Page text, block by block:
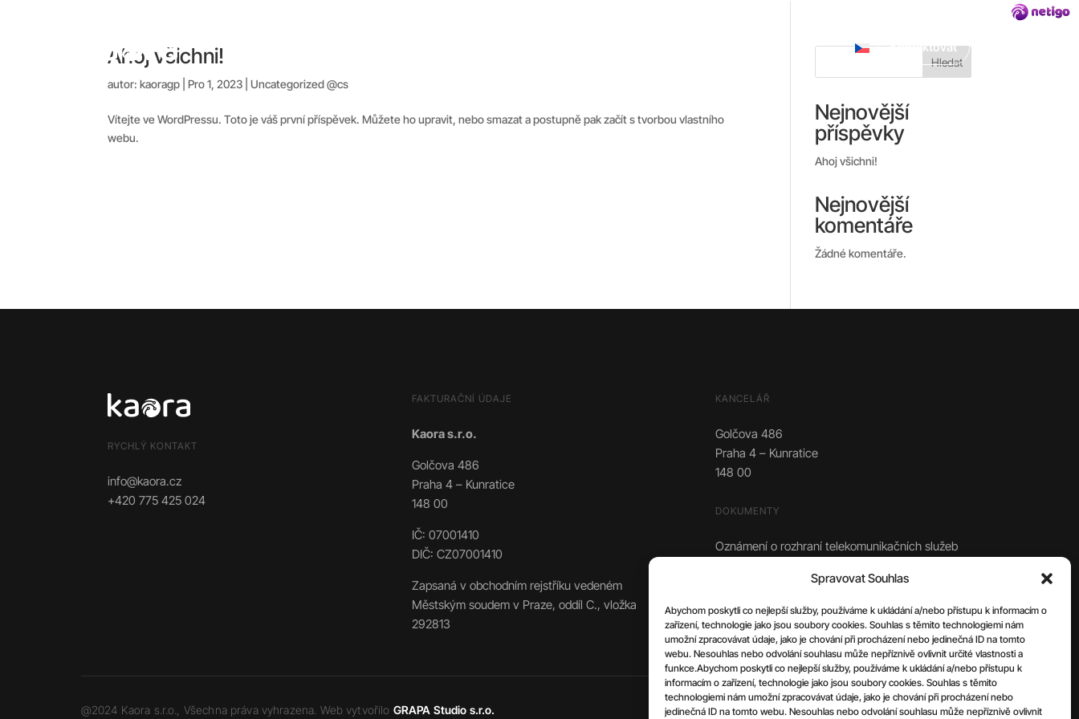
Spravovat Souhlas
Abychom poskytli co nejlepší služby, používáme k ukládání a/nebo přístupu k informacím o
zařízení, technologie jako jsou soubory cookies. Souhlas s těmito technologiemi nám
umožní zpracovávat údaje, jako je chování při procházení nebo jedinečná ID na tomto
webu. Nesouhlas nebo odvolání souhlasu může nepříznivě ovlivnit určité vlastnosti a
funkce.Abychom poskytli co nejlepší služby, používáme k ukládání a/nebo přístupu k
informacím o zařízení, technologie jako jsou soubory cookies. Souhlas s těmito
technologiemi nám umožní zpracovávat údaje, jako je chování při procházení nebo
jedinečná ID na tomto webu. Nesouhlas nebo odvolání souhlasu může nepříznivě ovlivnit
Kontaktovat
Ahoj všichni!
autor:kaoragp |Pro 1, 2023 |Uncategorized @cs
Vítejte ve WordPressu. Toto je váš první příspěvek. Můžete ho upravit, nebo smazat a postupně pak začít s tvorbou vlastního
webu.
Hledat
Nejnovější
příspěvky
Ahoj všichni!
Nejnovější
komentáře
Žádné komentáře.
RYCHLÝ KONTAKT
info@kaora.cz
+420 775 425 024
FAKTURAČNÍ ÚDAJE
Kaora s.r.o.
Golčova 486
Praha 4 – Kunratice
148 00
IČ: 07001410
DIČ: CZ07001410
Zapsaná v obchodním rejstříku vedeném
Městským soudem v Praze, oddíl C., vložka
292813
KANCELÁŘ
Golčova 486
Praha 4 – Kunratice
148 00
DOKUMENTY
Oznámení o rozhraní telekomunikačních služeb
@2024 Kaora s.r.o., Všechna práva vyhrazena. Web vytvořilo GRAPA Studio s.r.o.